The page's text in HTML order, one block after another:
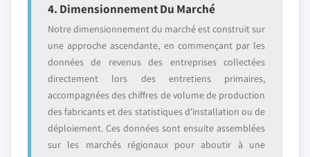
4. Dimensionnement Du Marché
Notre dimensionnement du marché est construit sur
une approche ascendante, en commençant par les
données de revenus des entreprises collectées
directement lors des entretiens primaires,
accompagnées des chiffres de volume de production
des fabricants et des statistiques d'installation ou de
déploiement. Ces données sont ensuite assemblées
sur les marchés régionaux pour aboutir à une